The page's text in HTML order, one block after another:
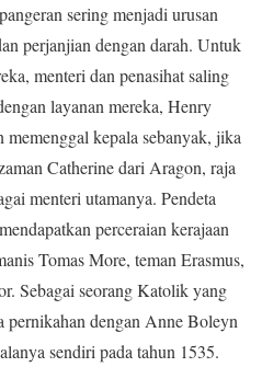
sering menjadi urusan
perjanjian dengan darah. Untuk
menteri dan penasihat saling
layanan mereka, Henry
kepala sebanyak, jika
Catherine dari Aragon, raja
menteri utamanya. Pendeta
perceraian kerajaan
Tomas More, teman Erasmus,
Sebagai seorang Katolik yang
pernikahan dengan Anne Boleyn
sendiri pada tahun 1535.